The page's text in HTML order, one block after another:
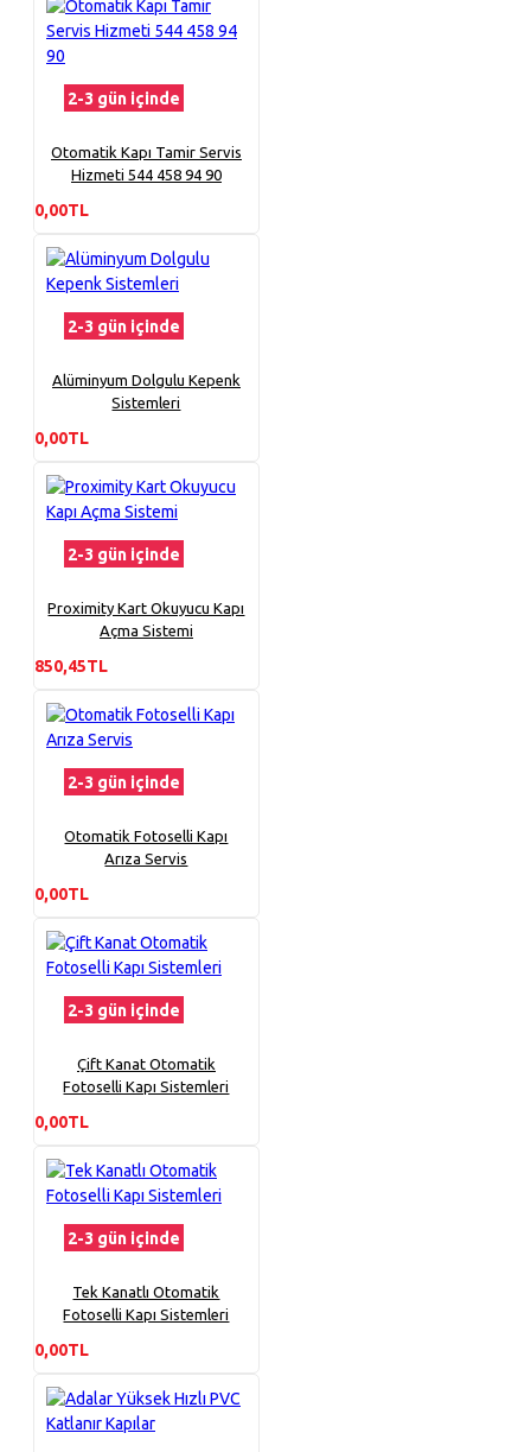
2-3 gün içinde
Otomatik Kapı Tamir Servis
Hizmeti 544 458 94 90
0,00TL
2-3 gün içinde
Alüminyum Dolgulu Kepenk
Sistemleri
0,00TL
2-3 gün içinde
Proximity Kart Okuyucu Kapı
Açma Sistemi
850,45TL
2-3 gün içinde
Otomatik Fotoselli Kapı
Arıza Servis
0,00TL
2-3 gün içinde
Çift Kanat Otomatik
Fotoselli Kapı Sistemleri
0,00TL
2-3 gün içinde
Tek Kanatlı Otomatik
Fotoselli Kapı Sistemleri
0,00TL